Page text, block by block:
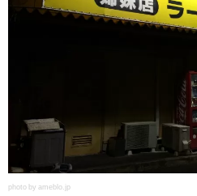
photo by ameblo.jp